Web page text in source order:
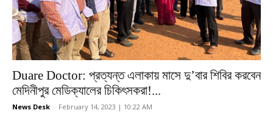
Duare Doctor: প্রত্যন্ত এলাকায় মাসে দু’বার শিবির করবেন
মেদিনীপুর মেডিক্যালের চিকিৎসকরা!...
News Desk - February 14, 2023 | 10:22 AM